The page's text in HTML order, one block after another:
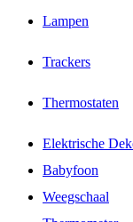
Lampen
Trackers
Thermostaten
Elektrische
Babyfoon
Weegschaal